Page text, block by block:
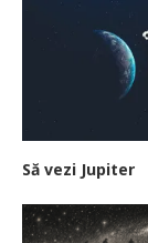
Să vezi Jupiter